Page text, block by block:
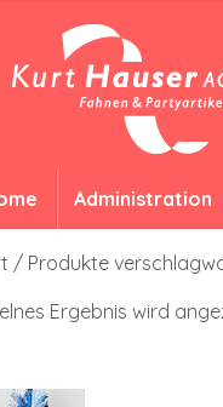
Administration
/ Produkte
Ergebnis wird